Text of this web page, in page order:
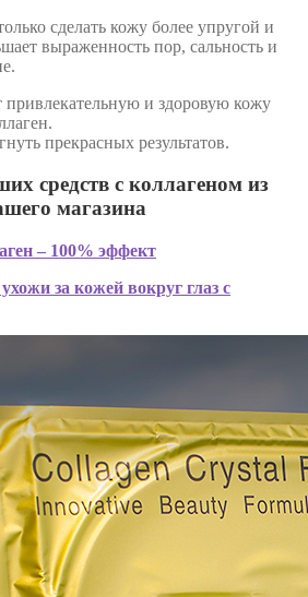
сделать кожу более упругой и
выраженность пор, сальность и
и здоровую кожу
прекрасных результатов.
средств с коллагеном из
магазина
– 100% эффект
за кожей вокруг глаз с